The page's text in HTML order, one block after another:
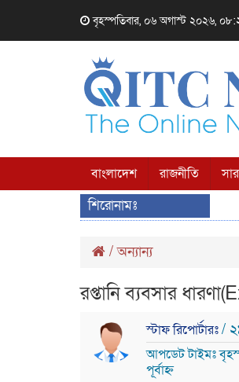
বৃহস্পতিবার, ০৬ অগাস্ট ২০২৬,
বাংলাদেশ রাজনীতি
শিরোনামঃ
/অন্যান্য
রপ্তানি ব্যবসার
স্টাফ রিপোর্টারঃ/
আপডেট টাইমঃ
পূর্বাহ্ন